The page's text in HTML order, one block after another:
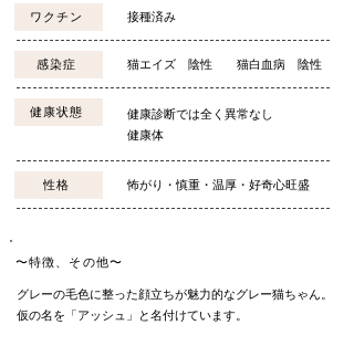
ワクチン 接種済み
感染症 猫エイズ 陰性 猫白血病 陰性
健康状態
健康診断では全く異常なし
健康体
性格 怖がり・慎重・温厚・好奇心旺盛
〜特徴、その他〜
グレーの毛色に整った顔立ちが魅力的なグレー猫ちゃん。
仮の名を「アッシュ」と名付けています。